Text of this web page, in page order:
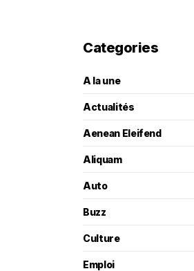
Categories
A la une
Actualités
Aenean Eleifend
Aliquam
Auto
Buzz
Culture
Emploi